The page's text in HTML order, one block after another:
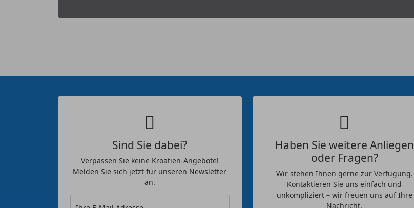
Sind Sie dabei?
Verpassen Sie keine Kroatien-Angebote!
Melden Sie sich jetzt für unseren Newsletter
an.
Haben Sie weitere Anliegen
oder Fragen?
Wir stehen Ihnen gerne zur Verfügung.
Kontaktieren Sie uns einfach und
unkompliziert – wir freuen uns auf Ihre
Nachricht.